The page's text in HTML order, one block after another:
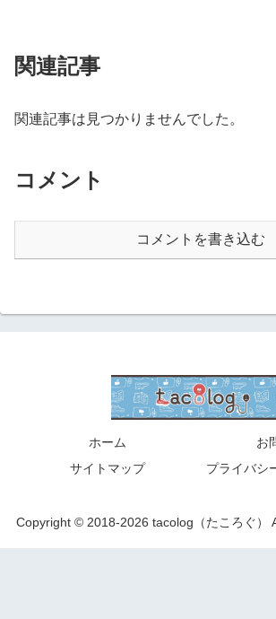
関連記事
関連記事は見つかりませんでした。
コメント
コメントを書き込む
ホーム
お
サイトマップ
プライバシ
Copyright © 2018-2026 tacolog（たころぐ）